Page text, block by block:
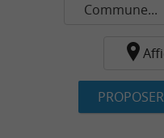
Commune...